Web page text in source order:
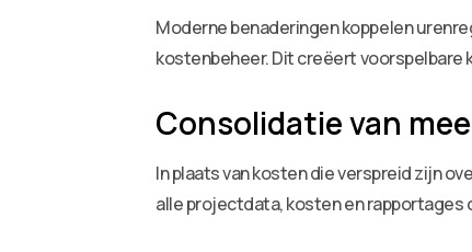
Moderne benaderingen koppelen
kostenbeheer. Dit creëert voorspelbare
Consolidatie van
In plaats van kosten die verspreid zijn
alle projectdata, kosten en rapportages